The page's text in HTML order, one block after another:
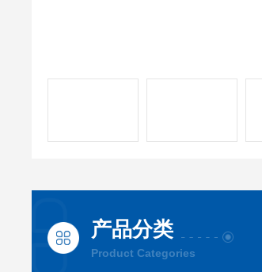
产品分类
Product Categories